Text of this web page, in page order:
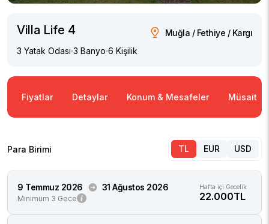
Villa Life 4
Muğla / Fethiye / Kargı
3 Yatak Odası 3 Banyo 6 Kişilik
Fiyatlar Detaylar Konum & Mesafeler Müsaitlik
Para Birimi TL EUR USD
9 Temmuz 2026 31 Ağustos 2026
Minimum 3 Gece
Hafta içi Gecelik
22.000TL